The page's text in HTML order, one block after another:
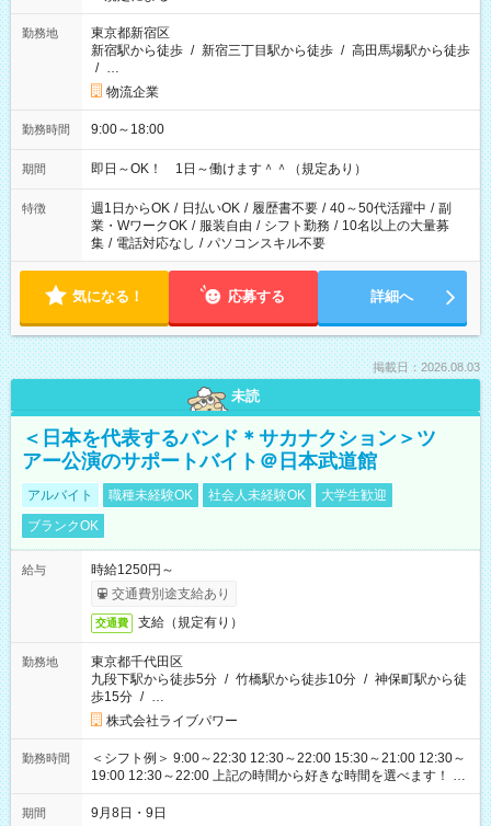
勤務地
東京都新宿区
新宿駅から徒歩 / 新宿三丁目駅から徒歩 / 高田馬場駅から徒歩
/ …
物流企業
勤務時間 9:00～18:00
期間 即日～OK！ 1日～働けます＾＾（規定あり）
特徴 週1日からOK / 日払いOK / 履歴書不要 / 40～50代活躍中 / 副
業・WワークOK / 服装自由 / シフト勤務 / 10名以上の大量募
集 / 電話対応なし / パソコンスキル不要
気になる！ 応募する 詳細へ
掲載日：2026.08.03
未読
＜日本を代表するバンド＊サカナクション＞ツ
アー公演のサポートバイト＠日本武道館
アルバイト 職種未経験OK 社会人未経験OK
大学生歓迎
ブランクOK
給与
時給1250円～
交通費別途支給あり
交通費 支給（規定有り）
勤務地
東京都千代田区
九段下駅から徒歩5分 / 竹橋駅から徒歩10分 / 神保町駅から徒
歩15分 / …
株式会社ライブパワー
勤務時間
＜シフト例＞ 9:00～22:30 12:30～22:00 15:30～21:00 12:30～
19:00 12:30～22:00 上記の時間から好きな時間を選べます！ ※
時間は変更となる可能性があります
期間 9月8日・9日